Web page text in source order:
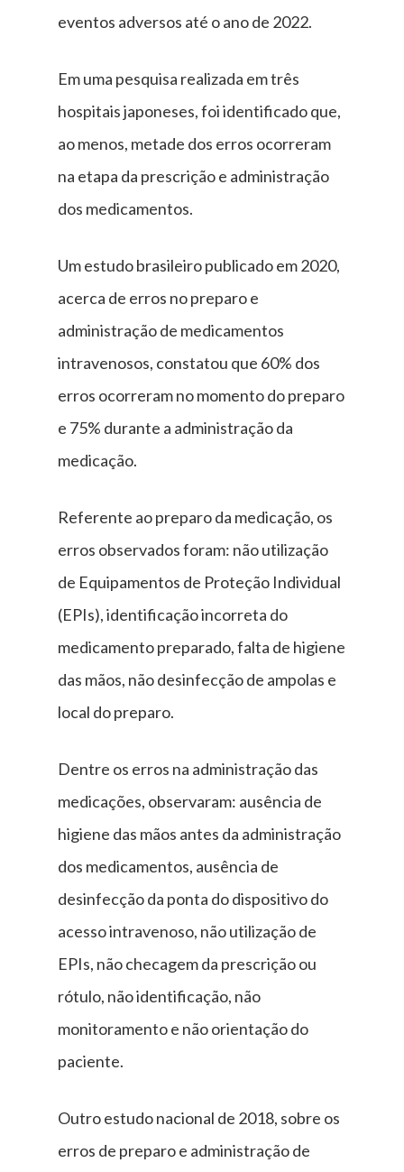
eventos adversos até o ano de 2022.
Em uma pesquisa realizada em três
hospitais japoneses, foi identificado que,
ao menos, metade dos erros ocorreram
na etapa da prescrição e administração
dos medicamentos.
Um estudo brasileiro publicado em 2020,
acerca de erros no preparo e
administração de medicamentos
intravenosos, constatou que 60% dos
erros ocorreram no momento do preparo
e 75% durante a administração da
medicação.
Referente ao preparo da medicação, os
erros observados foram: não utilização
de Equipamentos de Proteção Individual
(EPIs), identificação incorreta do
medicamento preparado, falta de higiene
das mãos, não desinfecção de ampolas e
local do preparo.
Dentre os erros na administração das
medicações, observaram: ausência de
higiene das mãos antes da administração
dos medicamentos, ausência de
desinfecção da ponta do dispositivo do
acesso intravenoso, não utilização de
EPIs, não checagem da prescrição ou
rótulo, não identificação, não
monitoramento e não orientação do
paciente.
Outro estudo nacional de 2018, sobre os
erros de preparo e administração de